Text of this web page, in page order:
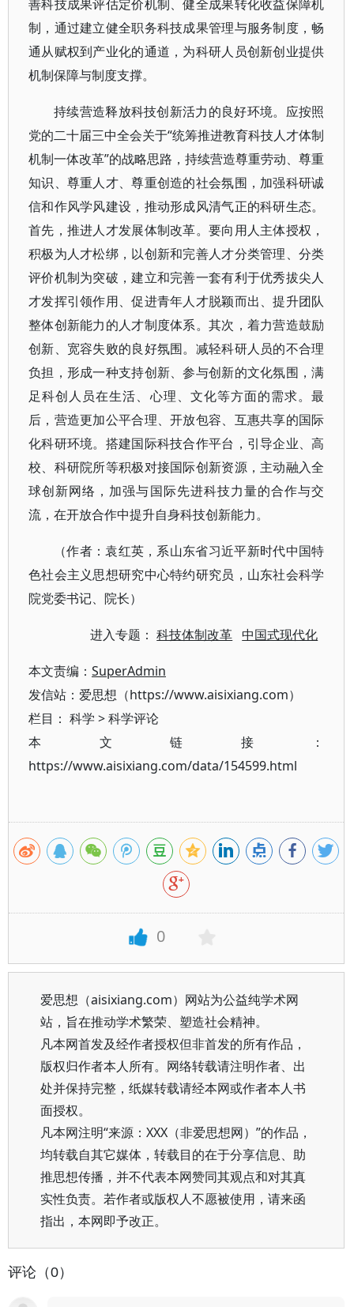
善科技成果评估定价机制、健全成果转化收益保障机
制，通过建立健全职务科技成果管理与服务制度，畅
通从赋权到产业化的通道，为科研人员创新创业提供
机制保障与制度支撑。
持续营造释放科技创新活力的良好环境。应按照
党的二十届三中全会关于“统筹推进教育科技人才体制
机制一体改革”的战略思路，持续营造尊重劳动、尊重
知识、尊重人才、尊重创造的社会氛围，加强科研诚
信和作风学风建设，推动形成风清气正的科研生态。
首先，推进人才发展体制改革。要向用人主体授权，
积极为人才松绑，以创新和完善人才分类管理、分类
评价机制为突破，建立和完善一套有利于优秀拔尖人
才发挥引领作用、促进青年人才脱颖而出、提升团队
整体创新能力的人才制度体系。其次，着力营造鼓励
创新、宽容失败的良好氛围。减轻科研人员的不合理
负担，形成一种支持创新、参与创新的文化氛围，满
足科创人员在生活、心理、文化等方面的需求。最
后，营造更加公平合理、开放包容、互惠共享的国际
化科研环境。搭建国际科技合作平台，引导企业、高
校、科研院所等积极对接国际创新资源，主动融入全
球创新网络，加强与国际先进科技力量的合作与交
流，在开放合作中提升自身科技创新能力。
（作者：袁红英，系山东省习近平新时代中国特
色社会主义思想研究中心特约研究员，山东社会科学
院党委书记、院长）
进入专题：科技体制改革 中国式现代化
本文责编： SuperAdmin
发信站：爱思想（https://www.aisixiang.com）
栏目： 科学 >科学评论
本文链接：
https://www.aisixiang.com/data/154599.html
0
爱思想（aisixiang.com）网站为公益纯学术网
站，旨在推动学术繁荣、塑造社会精神。
凡本网首发及经作者授权但非首发的所有作品，
版权归作者本人所有。网络转载请注明作者、出
处并保持完整，纸媒转载请经本网或作者本人书
面授权。
凡本网注明“来源：XXX（非爱思想网）”的作品，
均转载自其它媒体，转载目的在于分享信息、助
推思想传播，并不代表本网赞同其观点和对其真
实性负责。若作者或版权人不愿被使用，请来函
指出，本网即予改正。
评论（0）